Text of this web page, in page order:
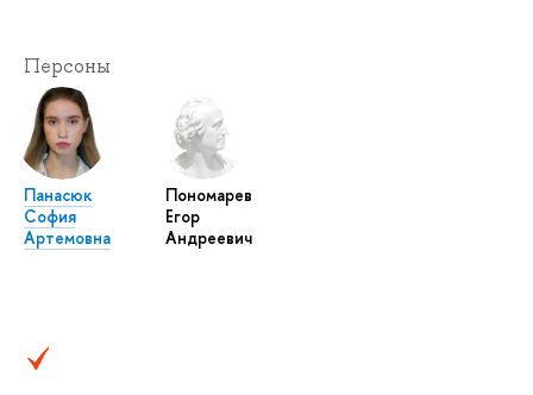
Персоны
Панасюк
София
Артемовна
Пономарев
Егор
Андреевич